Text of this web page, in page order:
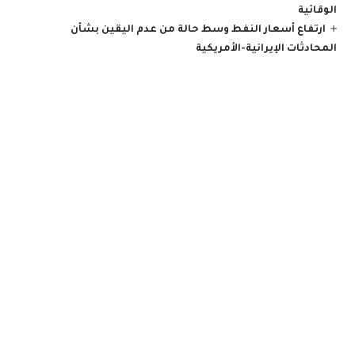
الوقائية
ارتفاع أسعار النفط وسط حالة من عدم اليقين بشأن
المحادثات الإيرانية-الأمريكية